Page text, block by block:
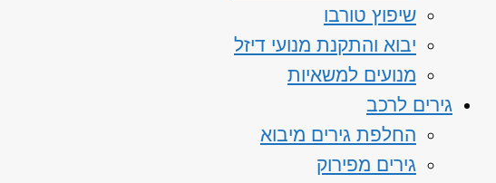
שיפוץ טורבו
יבוא והתקנת מנועי דיזל
מנועים למשאיות
גירים לרכב
החלפת גירים מיבוא
גירים מפירוק